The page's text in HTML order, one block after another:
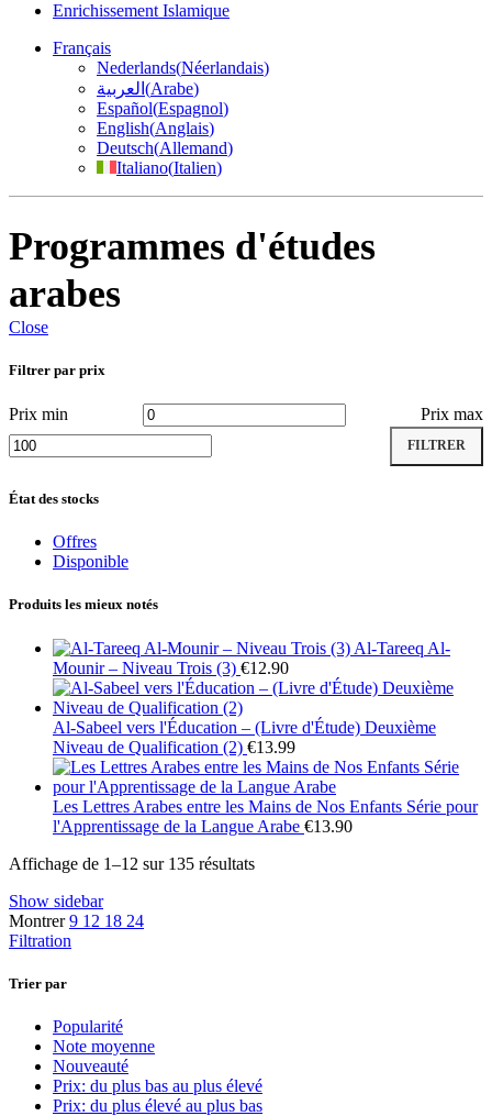
Enrichissement Islamique
Français
Nederlands(Néerlandais)
العربية (Arabe)
Español(Espagnol)
English(Anglais)
Deutsch(Allemand)
Italiano(Italien)
Programmes d'études
arabes
Close
Filtrer par prix
Prix min Prix max
FILTRER
État des stocks
Offres
Disponible
Produits les mieux notés
Al-Tareeq Al-
Mounir – Niveau Trois (3) €12.90
Al-Sabeel vers l'Éducation – (Livre d'Étude) Deuxième
Niveau de Qualification (2) €13.99
Les Lettres Arabes entre les Mains de Nos Enfants Série pour
l'Apprentissage de la Langue Arabe €13.90
Affichage de 1–12 sur 135 résultats
Show sidebar
Montrer9 12 18 24
Filtration
Trier par
Popularité
Note moyenne
Nouveauté
Prix: du plus bas au plus élevé
Prix: du plus élevé au plus bas